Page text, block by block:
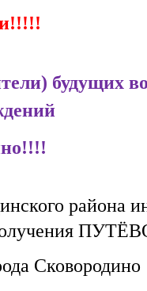
будущих
района
Сковородино